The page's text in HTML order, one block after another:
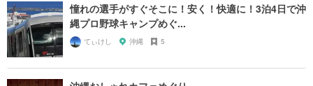
憧れの選手がすぐそこに！安く！快適に！3泊4日で沖
縄プロ野球キャンプめぐ...
てぃけし 沖縄 5